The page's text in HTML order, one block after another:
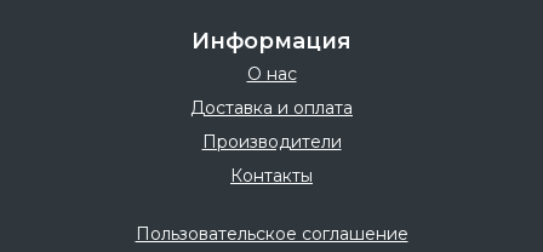
Информация
О нас
Доставка и оплата
Производители
Контакты
Пользовательское соглашение